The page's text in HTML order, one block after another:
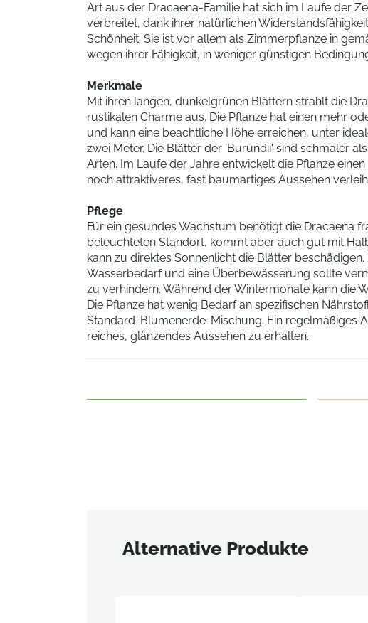
Art aus der Dracaena-Familie hat sich im Laufe der
verbreitet, dank ihrer natürlichen
Schönheit. Sie ist vor allem als Zimmerpflanze in
wegen ihrer Fähigkeit, in weniger günstigen
Merkmale
Mit ihren langen, dunkelgrünen Blättern strahlt die
rustikalen Charme aus. Die Pflanze hat einen mehr
und kann eine beachtliche Höhe erreichen, unter
zwei Meter. Die Blätter der 'Burundii' sind schmaler
Arten. Im Laufe der Jahre entwickelt die Pflanze
noch attraktiveres, fast baumartiges Aussehen
Pflege
Für ein gesundes Wachstum benötigt die Dracaena
beleuchteten Standort, kommt aber auch gut mit
kann zu direktes Sonnenlicht die Blätter
Wasserbedarf und eine Überbewässerung sollte
zu verhindern. Während der Wintermonate kann die
Die Pflanze hat wenig Bedarf an spezifischen
Standard-Blumenerde-Mischung. Ein regelmäßiges
reiches, glänzendes Aussehen zu erhalten.
Alternative Produkte